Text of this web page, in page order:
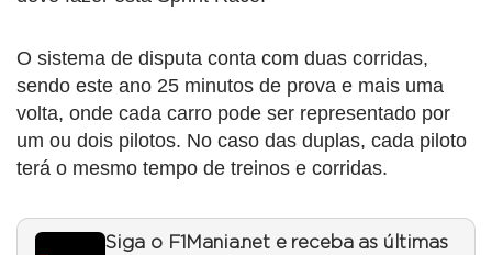
O sistema de disputa conta com duas corridas,
sendo este ano 25 minutos de prova e mais uma
volta, onde cada carro pode ser representado por
um ou dois pilotos. No caso das duplas, cada piloto
terá o mesmo tempo de treinos e corridas.
Siga o F1Mania.net e receba as últimas